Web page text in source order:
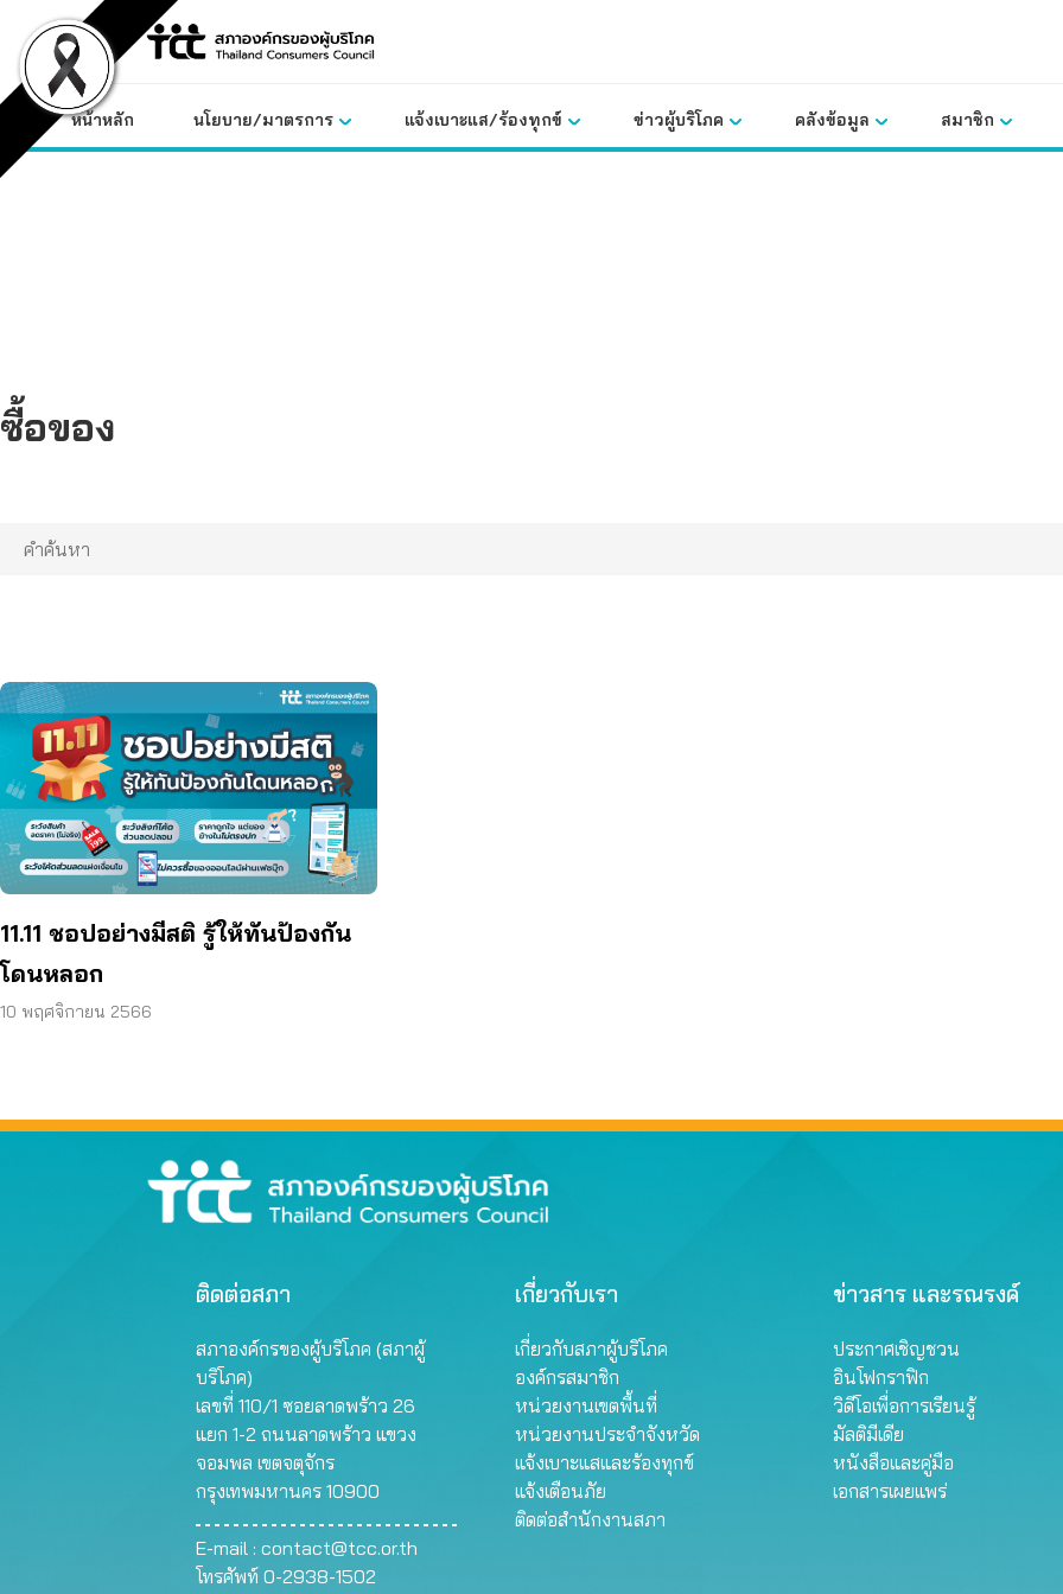
content
หน้าหลัก นโยบาย/มาตรการ แจ้งเบาะแส/ร้องทุกข์ ข่าวผู้บริโภค คลังข้อมูล สมาชิก
ซื้อของ
11.11 ชอปอย่างมีสติ รู้ให้ทันป้องกัน
โดนหลอก
10 พฤศจิกายน 2566
ติดต่อสภา
สภาองค์กรของผู้บริโภค (สภาผู้
บริโภค)
เลขที่ 110/1 ซอยลาดพร้าว 26
แยก 1-2 ถนนลาดพร้าว แขวง
จอมพล เขตจตุจักร
กรุงเทพมหานคร 10900
E-mail : contact@tcc.or.th
โทรศัพท์ 0-2938-1502
เกี่ยวกับเรา
เกี่ยวกับสภาผู้บริโภค
องค์กรสมาชิก
หน่วยงานเขตพื้นที่
หน่วยงานประจำจังหวัด
แจ้งเบาะแสและร้องทุกข์
แจ้งเตือนภัย
ติดต่อสำนักงานสภา
ข่าวสาร และรณรงค์
ประกาศเชิญชวน
อินโฟกราฟิก
วิดีโอเพื่อการเรียนรู้
มัลติมีเดีย
หนังสือและคู่มือ
เอกสารเผยแพร่